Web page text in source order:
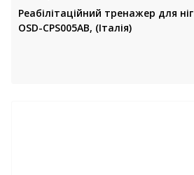
Реабілітаційний тренажер для
OSD-CPS005AB, (Італія)